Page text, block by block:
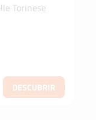
Torinese
DESCUBRIR